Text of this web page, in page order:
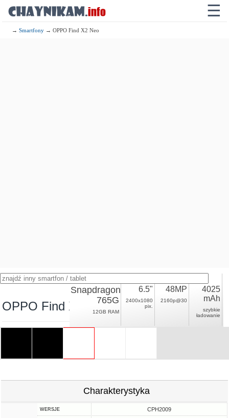
☰
→Smartfony → OPPO Find X2 Neo
OPPO Find X2 Neo
Snapdragon
765G
12GB RAM
6.5"
2400x1080
pix.
48MP
2160p@30
4025
mAh
szybkie
ładowanie
Charakterystyka
WERSJE CPH2009